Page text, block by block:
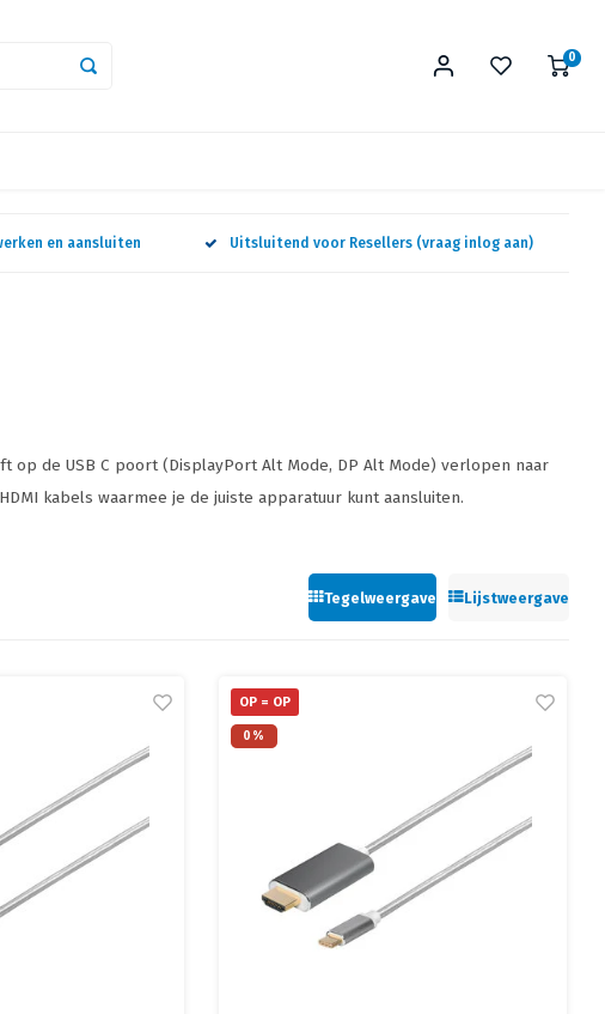
0
en aansluiten Uitsluitend voor Resellers (vraag inlog aan)
op de USB C poort (DisplayPort Alt Mode, DP Alt Mode) verlopen naar
kabels waarmee je de juiste apparatuur kunt aansluiten.
Tegelweergave Lijstweergave
OP = OP
0%